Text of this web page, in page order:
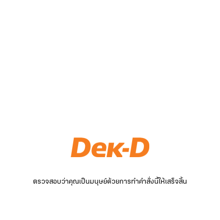
ตรวจสอบว่าคุณเป็นมนุษย์ด้วยการทำคำสั่งนี้ให้เสร็จสิ้น